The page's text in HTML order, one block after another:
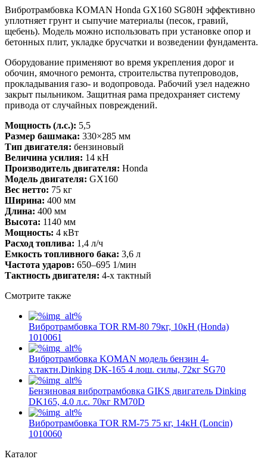
Вибротрамбовка KOMAN Honda GX160 SG80H эффективно
уплотняет грунт и сыпучие материалы (песок, гравий,
щебень). Модель можно использовать при установке опор и
бетонных плит, укладке брусчатки и возведении фундамента.
Оборудование применяют во время укрепления дорог и
обочин, ямочного ремонта, строительства путепроводов,
прокладывания газо- и водопровода. Рабочий узел надежно
закрыт пыльником. Защитная рама предохраняет систему
привода от случайных повреждений.
Мощность (л.с.): 5,5
Размер башмака: 330×285 мм
Тип двигателя: бензиновый
Величина усилия: 14 кН
Производитель двигателя: Honda
Модель двигателя: GX160
Вес нетто: 75 кг
Ширина: 400 мм
Длина: 400 мм
Высота: 1140 мм
Мощность: 4 кВт
Расход топлива: 1,4 л/ч
Емкость топливного бака: 3,6 л
Частота ударов: 650–695 1/мин
Тактность двигателя: 4-х тактный
Смотрите также
Вибротрамбовка TOR RM-80 79кг, 10кН (Honda)
1010061
Вибротрамбовка KOMAN модель бензин 4-
х.тактн.Dinking DK-165 4 лош. силы, 72кг SG70
Бензиновая вибротрамбовка GIKS двигатель Dinking
DK165, 4.0 л.с. 70кг RM70D
Вибротрамбовка TOR RM-75 75 кг, 14кН (Loncin)
1010060
Каталог